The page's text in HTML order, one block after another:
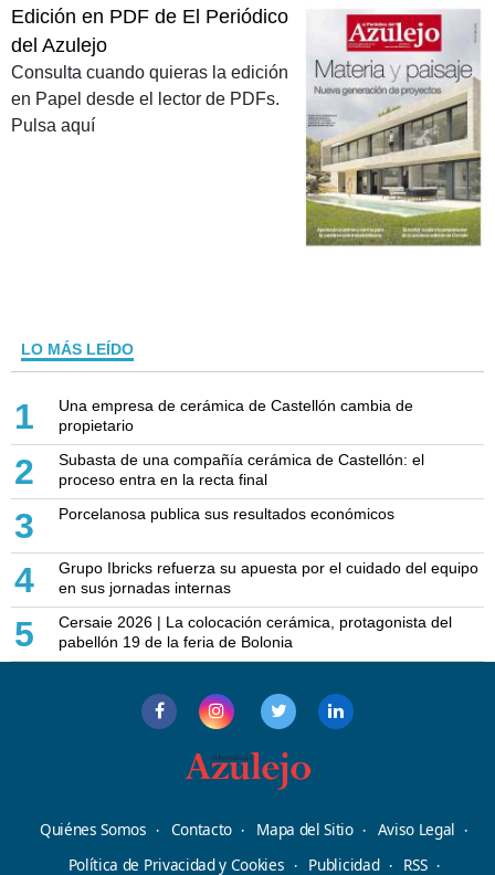
Edición en PDF de El Periódico
del Azulejo
Consulta cuando quieras la edición
en Papel desde el lector de PDFs.
Pulsa aquí
LO MÁS LEÍDO
1
Una empresa de cerámica de Castellón cambia de
propietario
2
Subasta de una compañía cerámica de Castellón: el
proceso entra en la recta final
3 Porcelanosa publica sus resultados económicos
4
Grupo Ibricks refuerza su apuesta por el cuidado del equipo
en sus jornadas internas
5
Cersaie 2026 | La colocación cerámica, protagonista del
pabellón 19 de la feria de Bolonia
Quiénes Somos Contacto Mapa del Sitio
Aviso Legal
Política de Privacidad y Cookies
Publicidad
RSS